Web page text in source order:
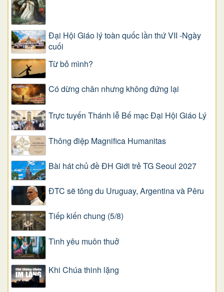
Đại Hội Giáo lý toàn quốc lần thứ VII -Ngày
cuối
Từ bỏ mình?
Có dừng chân nhưng không đứng lại
Trực tuyến Thánh lễ Bế mạc Đại Hội Giáo Lý
Thông điệp Magnifica Humanitas
Bài hát chủ đề ĐH Giới trẻ TG Seoul 2027
ĐTC sẽ tông du Uruguay, Argentina và Pêru
Tiếp kiến chung (5/8)
Tình yêu muôn thuở
Khi Chúa thinh lặng